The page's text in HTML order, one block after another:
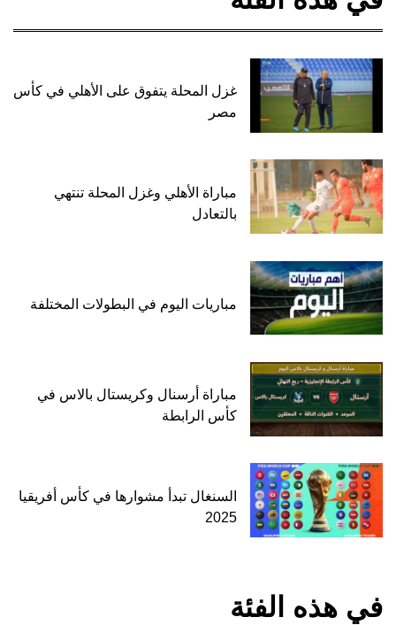
غزل المحلة يتفوق على الأهلي في كأس
مصر
مباراة الأهلي وغزل المحلة تنتهي
بالتعادل
مباريات اليوم في البطولات المختلفة
مباراة أرسنال وكريستال بالاس في
كأس الرابطة
السنغال تبدأ مشوارها في كأس أفريقيا
2025
في هذه الفئة